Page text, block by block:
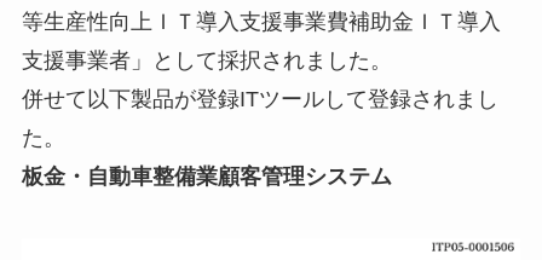
等生産性向上ＩＴ導入支援事業費補助金ＩＴ導入
支援事業者」として採択されました。
併せて以下製品が登録ITツールして登録されまし
た。
板金・自動車整備業顧客管理システム